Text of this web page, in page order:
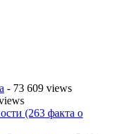
- 73 609 views
(263 факта о